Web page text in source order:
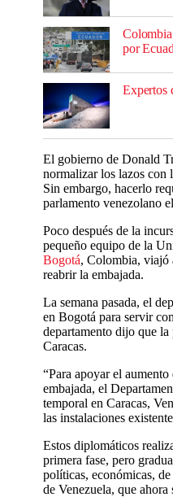
por
Expertos
El gobierno de Donald
normalizar los lazos con
Sin embargo, hacerlo
parlamento venezolano
Poco después de la
pequeño equipo de la
Bogotá, Colombia, viajó
reabrir la embajada.
La semana pasada, el
en Bogotá para servir
departamento dijo que la
Caracas.
“Para apoyar el
embajada, el
temporal en Caracas,
las instalaciones
Estos diplomáticos
primera fase, pero
políticas, económicas,
de Venezuela, que ahora